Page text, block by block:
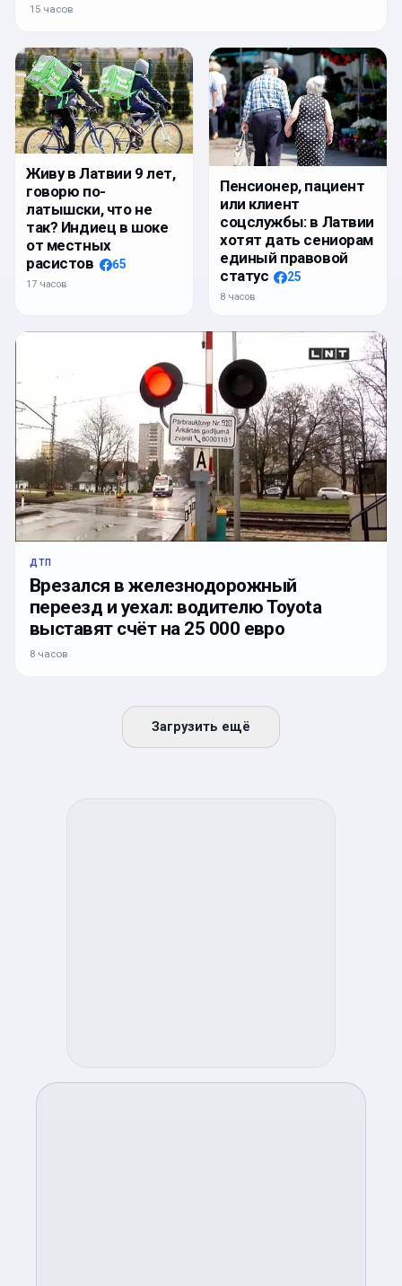
15 часов
Живу в Латвии 9 лет,
говорю по-
латышски, что не
так? Индиец в шоке
от местных
расистов
65
17 часов
Пенсионер, пациент
или клиент
соцслужбы: в Латвии
хотят дать сениорам
единый правовой
статус
25
8 часов
ДТП
Врезался в железнодорожный
переезд и уехал: водителю Toyota
выставят счёт на 25 000 евро
8 часов
Загрузить ещё